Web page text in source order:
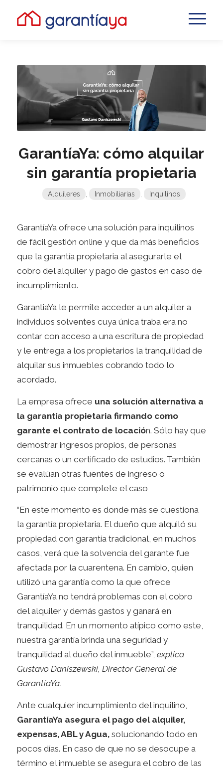
GarantíaYa: cómo alquilar
sin garantía propietaria
Alquileres , Inmobiliarias , Inquilinos
GarantíaYa ofrece una solución para inquilinos
de fácil gestión online y que da más beneficios
que la garantía propietaria al asegurarle el
cobro del alquiler y pago de gastos en caso de
incumplimiento.
GarantiaYa le permite acceder a un alquiler a
individuos solventes cuya única traba era no
contar con acceso a una escritura de propiedad
y le entrega a los propietarios la tranquilidad de
alquilar sus inmuebles cobrando todo lo
acordado.
La empresa ofrece una solución alternativa a
la garantía propietaria firmando como
garante el contrato de locación. Sólo hay que
demostrar ingresos propios, de personas
cercanas o un certificado de estudios. También
se evalúan otras fuentes de ingreso o
patrimonio que complete el caso
“En este momento es donde más se cuestiona
la garantía propietaria. El dueño que alquiló su
propiedad con garantía tradicional, en muchos
casos, verá que la solvencia del garante fue
afectada por la cuarentena. En cambio, quien
utilizó una garantía como la que ofrece
GarantíaYa no tendrá problemas con el cobro
del alquiler y demás gastos y ganará en
tranquilidad. En un momento atípico como este,
nuestra garantía brinda una seguridad y
tranquilidad al dueño del inmueble”, explica
Gustavo Daniszewski, Director General de
GarantíaYa.
Ante cualquier incumplimiento del inquilino,
GarantíaYa asegura el pago del alquiler,
expensas, ABL y Agua,solucionando todo en
pocos días. En caso de que no se desocupe a
término el inmueble se asegura el cobro de las